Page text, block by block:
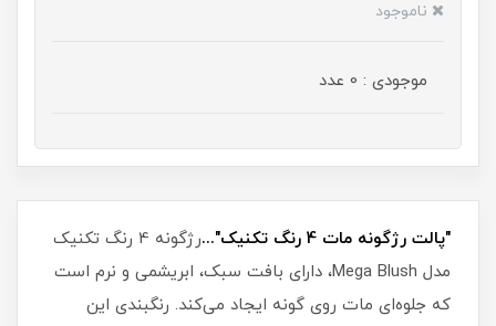
ناموجود
موجودی : 0 عدد
"پالت رژگونه مات 4 رنگ تکنیک"...
رژگونه 4 رنگ تکنیک
مدل Mega Blush، دارای بافت سبک، ابریشمی و نرم است
که جلوه‌ای مات روی گونه ایجاد می‌کند. رنگبندی این